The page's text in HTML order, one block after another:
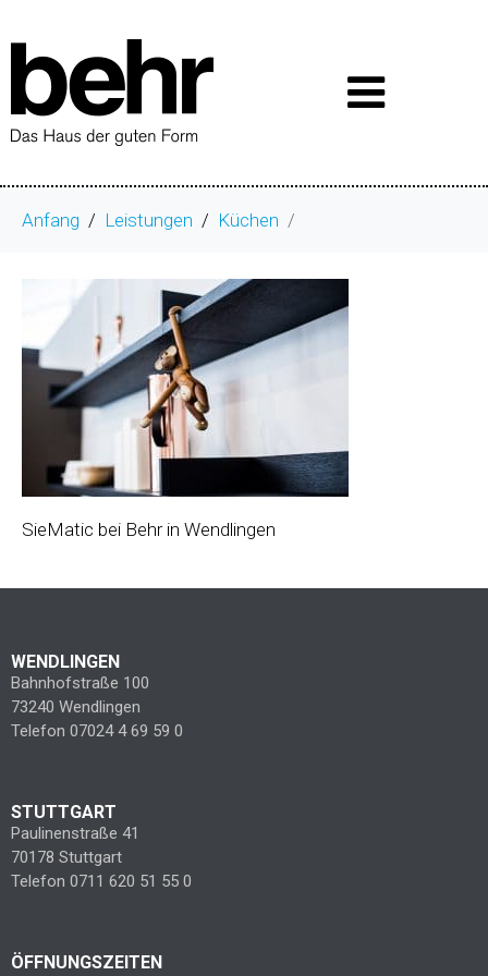
Anfang Leistungen Küchen
SieMatic bei Behr in Wendlingen
WENDLINGEN
Bahnhofstraße 100
73240 Wendlingen
Telefon 07024 4 69 59 0
STUTTGART
Paulinenstraße 41
70178 Stuttgart
Telefon 0711 620 51 55 0
ÖFFNUNGSZEITEN